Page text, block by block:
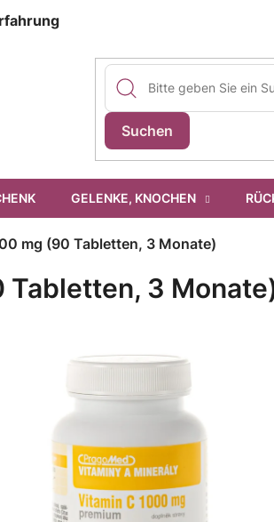
Suchen
GELENKE, KNOCHEN
mg (90 Tabletten, 3 Monate)
3